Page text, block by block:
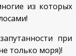
из которых
при
только моря)!